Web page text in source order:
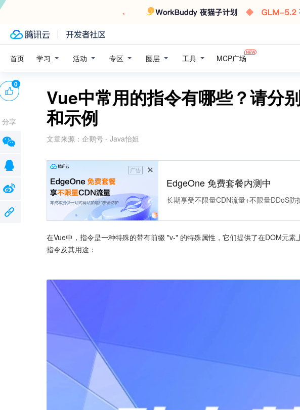
首页 学习 活动 专区 圈层 工具 MCP广场
Vue中常用的指令有哪些？请分
和示例
文章来源： 企鹅号 - Java怡姐
广告
EdgeOne 免费套餐内测中
长期享受不限量CDN流量+不限量DDoS防
在Vue中，指令是一种特殊的带有前缀 "v-" 的特殊属性，它们提供了在DOM元
指令及其用途：
0
分享